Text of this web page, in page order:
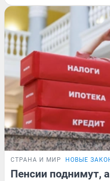
СТРАНА И МИР НОВЫЕ
Пенсии поднимут,